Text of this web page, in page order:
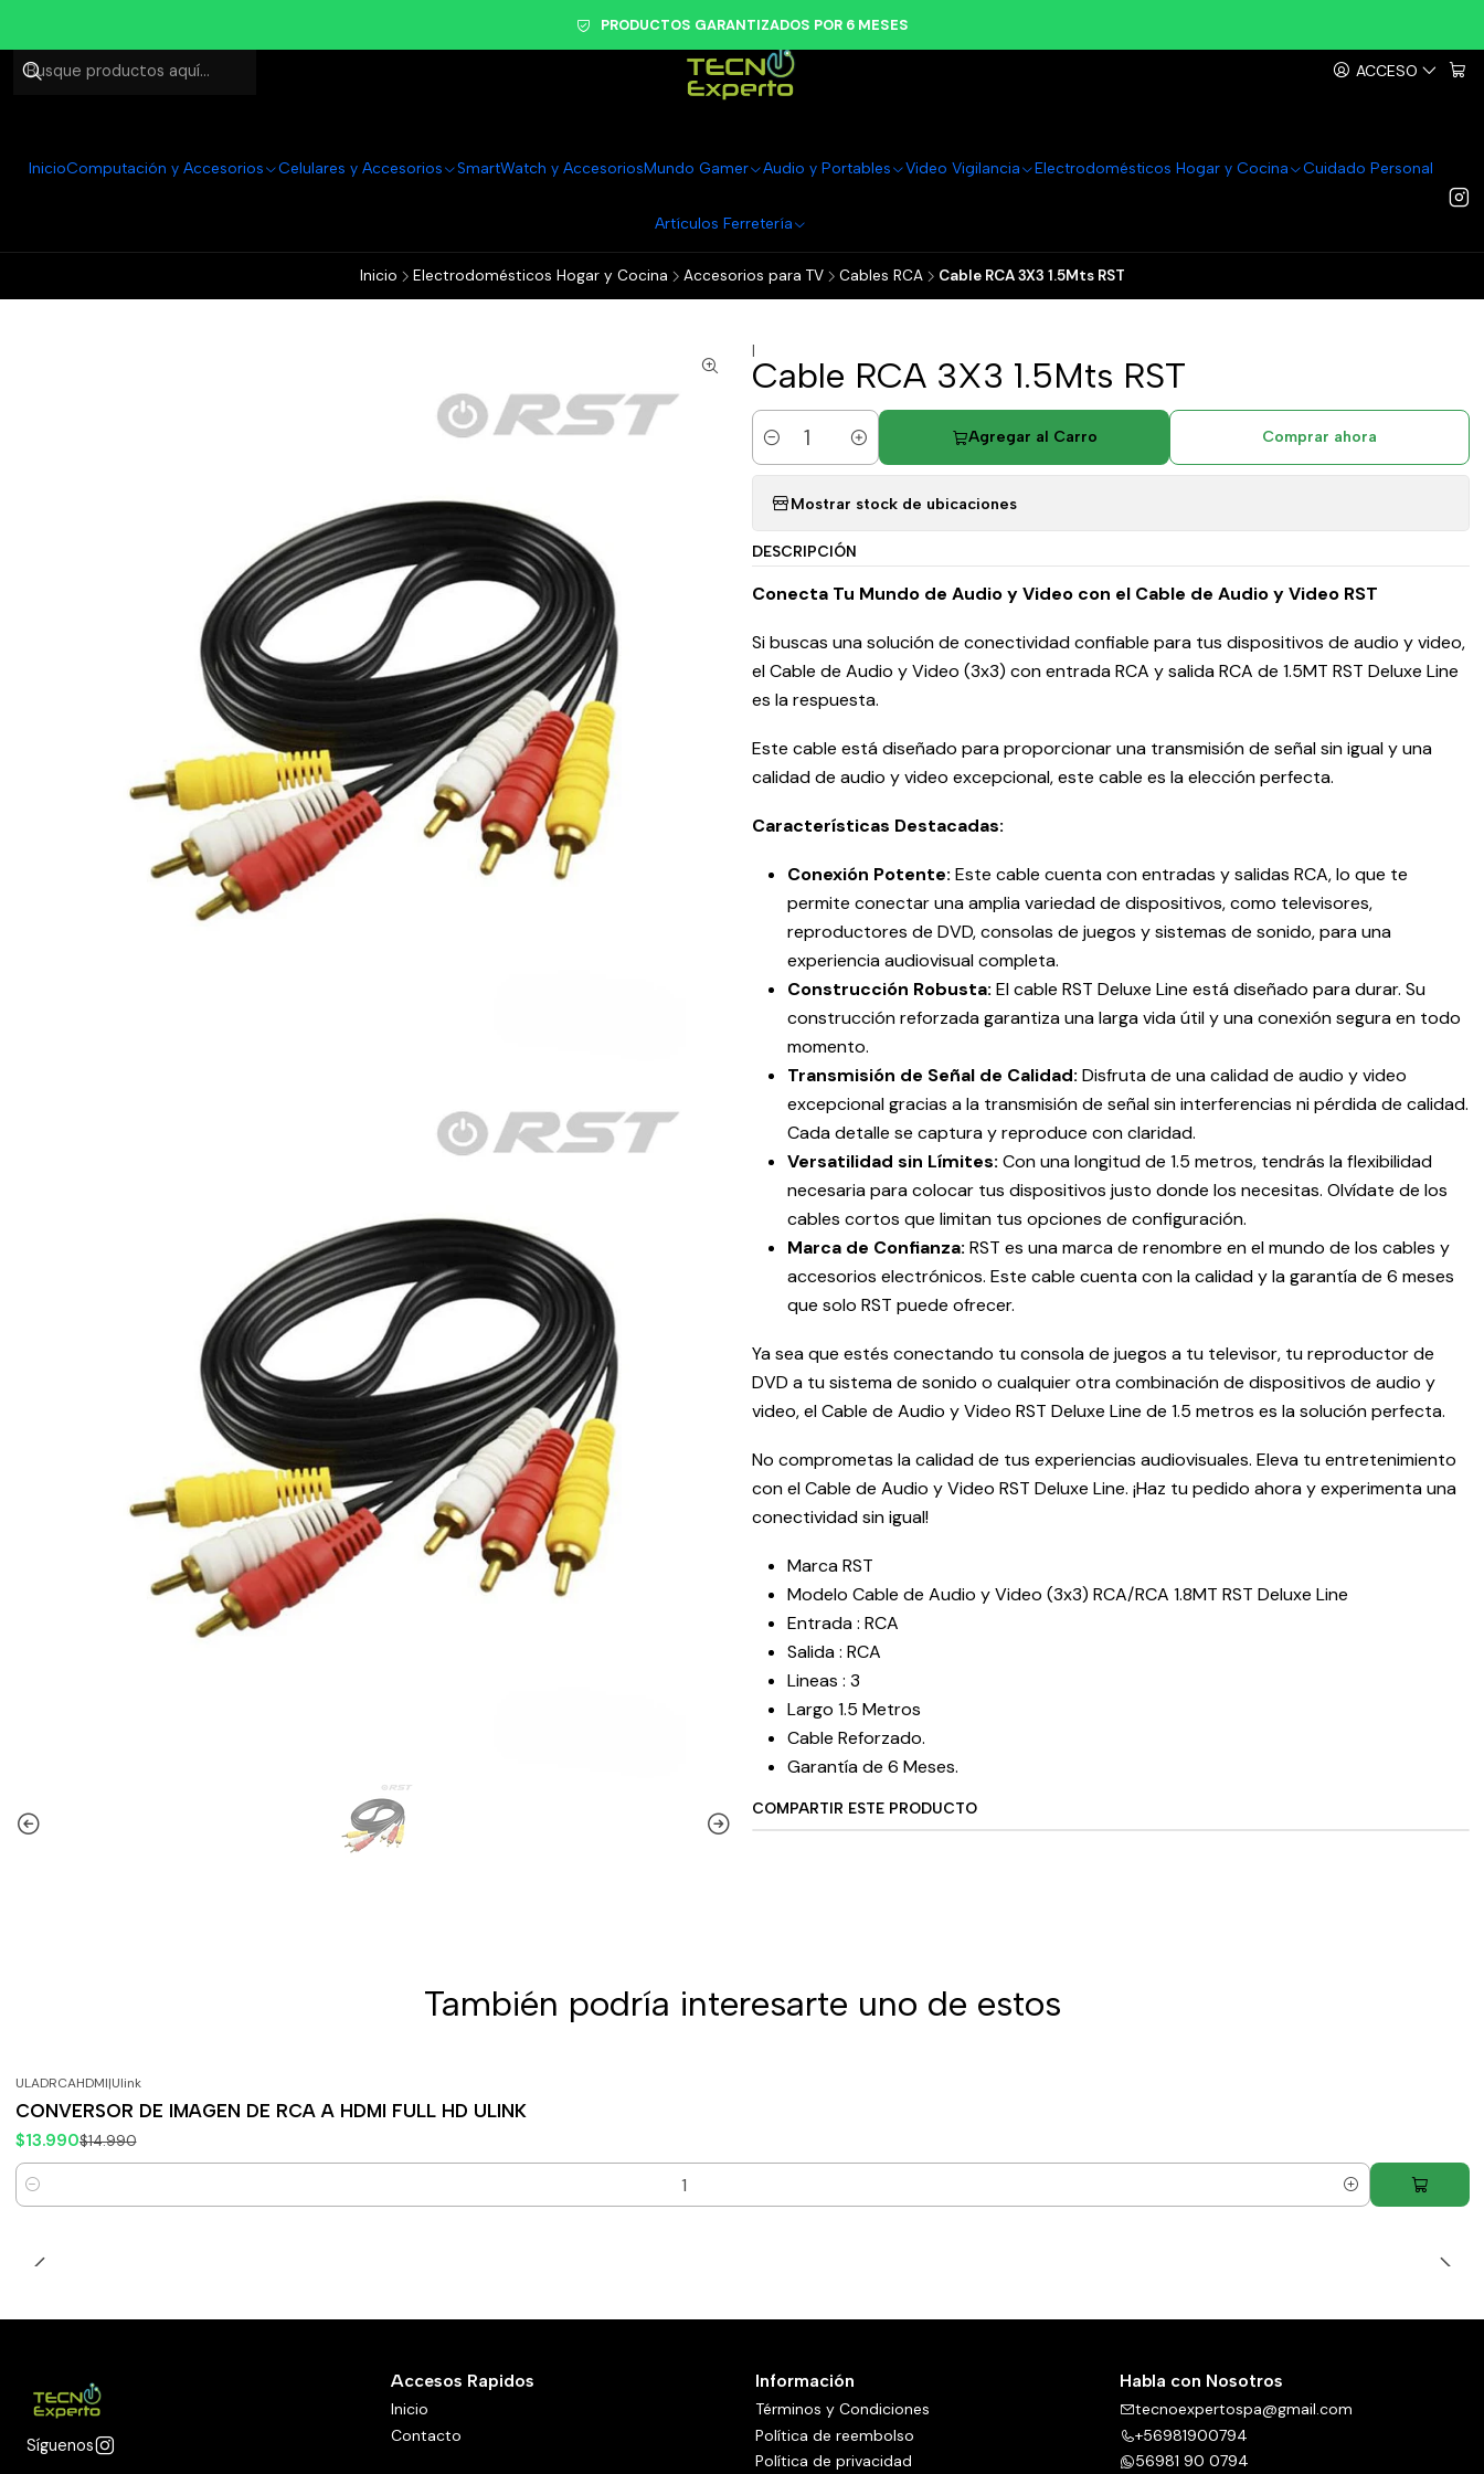
ACCESO
InicioComputación y Accesorios Celulares y Accesorios SmartWatch y AccesoriosMundo Gamer Audio y Portables Video Vigilancia Electrodomésticos Hogar y Cocina Cuidado Personal
Artículos Ferretería
PRODUCTOS GARANTIZADOS POR 6 MESES
Inicio Electrodomésticos Hogar y Cocina Accesorios para TV Cables RCA Cable RCA 3X3 1.5Mts RST
|
Cable RCA 3X3 1.5Mts RST
Cantidad
Agregar al Carro Comprar ahora
Mostrar stock de ubicaciones
DESCRIPCIÓN
Conecta Tu Mundo de Audio y Video con el Cable de Audio y Video RST
Si buscas una solución de conectividad confiable para tus dispositivos de audio y video,
el Cable de Audio y Video (3x3) con entrada RCA y salida RCA de 1.5MT RST Deluxe Line
es la respuesta.
Este cable está diseñado para proporcionar una transmisión de señal sin igual y una
calidad de audio y video excepcional, este cable es la elección perfecta.
Características Destacadas:
Conexión Potente: Este cable cuenta con entradas y salidas RCA, lo que te
permite conectar una amplia variedad de dispositivos, como televisores,
reproductores de DVD, consolas de juegos y sistemas de sonido, para una
experiencia audiovisual completa.
Construcción Robusta: El cable RST Deluxe Line está diseñado para durar. Su
construcción reforzada garantiza una larga vida útil y una conexión segura en todo
momento.
Transmisión de Señal de Calidad: Disfruta de una calidad de audio y video
excepcional gracias a la transmisión de señal sin interferencias ni pérdida de calidad.
Cada detalle se captura y reproduce con claridad.
Versatilidad sin Límites: Con una longitud de 1.5 metros, tendrás la flexibilidad
necesaria para colocar tus dispositivos justo donde los necesitas. Olvídate de los
cables cortos que limitan tus opciones de configuración.
Marca de Confianza: RST es una marca de renombre en el mundo de los cables y
accesorios electrónicos. Este cable cuenta con la calidad y la garantía de 6 meses
que solo RST puede ofrecer.
Ya sea que estés conectando tu consola de juegos a tu televisor, tu reproductor de
DVD a tu sistema de sonido o cualquier otra combinación de dispositivos de audio y
video, el Cable de Audio y Video RST Deluxe Line de 1.5 metros es la solución perfecta.
No comprometas la calidad de tus experiencias audiovisuales. Eleva tu entretenimiento
con el Cable de Audio y Video RST Deluxe Line. ¡Haz tu pedido ahora y experimenta una
conectividad sin igual!
Marca RST
Modelo Cable de Audio y Video (3x3) RCA/RCA 1.8MT RST Deluxe Line
Entrada : RCA
Salida : RCA
Lineas : 3
Largo 1.5 Metros
Cable Reforzado.
Garantía de 6 Meses.
COMPARTIR ESTE PRODUCTO
También podría interesarte uno de estos
ULADRCAHDMI|Ulink
CONVERSOR DE IMAGEN DE RCA A HDMI FULL HD ULINK
$13.990$14.990
Cantidad
Síguenos
Accesos Rapidos
Inicio
Contacto
Información
Términos y Condiciones
Política de reembolso
Política de privacidad
Habla con Nosotros
tecnoexpertospa@gmail.com
+56981900794
56981 90 0794